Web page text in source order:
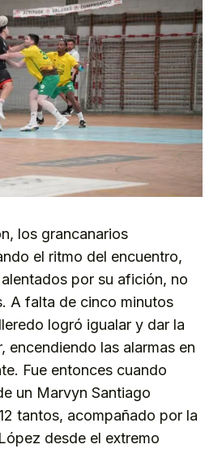
los grancanarios
el ritmo del encuentro,
por su afición, no
A falta de cinco minutos
logró igualar y dar la
encendiendo las alarmas en
Fue entonces cuando
un Marvyn Santiago
tantos, acompañado por la
desde el extremo